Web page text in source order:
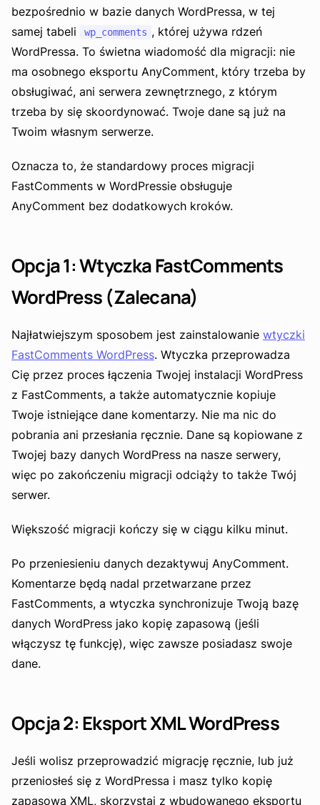
bezpośrednio w bazie danych WordPressa, w tej
samej tabeli
wp_comments , której używa rdzeń
WordPressa. To świetna wiadomość dla migracji: nie
ma osobnego eksportu AnyComment, który trzeba by
obsługiwać, ani serwera zewnętrznego, z którym
trzeba by się skoordynować. Twoje dane są już na
Twoim własnym serwerze.
Oznacza to, że standardowy proces migracji
FastComments w WordPressie obsługuje
AnyComment bez dodatkowych kroków.
Opcja 1: Wtyczka FastComments
WordPress (Zalecana)
Najłatwiejszym sposobem jest zainstalowanie wtyczki
FastComments WordPress. Wtyczka przeprowadza
Cię przez proces łączenia Twojej instalacji WordPress
z FastComments, a także automatycznie kopiuje
Twoje istniejące dane komentarzy. Nie ma nic do
pobrania ani przesłania ręcznie. Dane są kopiowane z
Twojej bazy danych WordPress na nasze serwery,
więc po zakończeniu migracji odciąży to także Twój
serwer.
Większość migracji kończy się w ciągu kilku minut.
Po przeniesieniu danych dezaktywuj AnyComment.
Komentarze będą nadal przetwarzane przez
FastComments, a wtyczka synchronizuje Twoją bazę
danych WordPress jako kopię zapasową (jeśli
włączysz tę funkcję), więc zawsze posiadasz swoje
dane.
Opcja 2: Eksport XML WordPress
Jeśli wolisz przeprowadzić migrację ręcznie, lub już
przeniosłeś się z WordPressa i masz tylko kopię
zapasową XML, skorzystaj z wbudowanego eksportu